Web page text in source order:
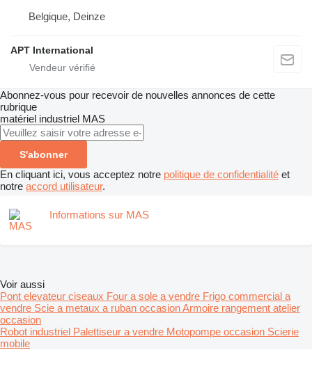
Belgique, Deinze
APT International
Abonnez-vous pour recevoir de nouvelles annonces de cette
rubrique
matériel industriel MAS
S'abonner
En cliquant ici, vous acceptez notre politique de confidentialité et
notre accord utilisateur.
Informations sur MAS
Voir aussi
Pont elevateur ciseaux Four a sole a vendre Frigo commercial a
vendre Scie a metaux a ruban occasionArmoire rangement atelier
occasion
Robot industriel Palettiseur a vendre Motopompe occasion Scierie
mobile